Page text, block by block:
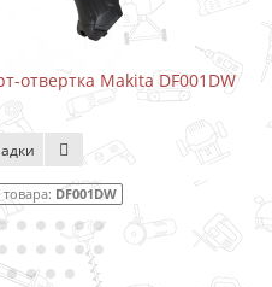
отвертка Makita DF001DW
DF001DW